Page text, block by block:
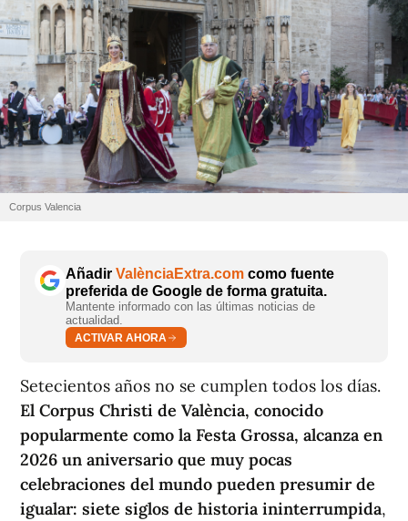
Corpus Valencia
Añadir ValènciaExtra.com como fuente
preferida de Google de forma gratuita.
Mantente informado con las últimas noticias de
actualidad.
ACTIVAR AHORA
Setecientos años no se cumplen todos los días.
El Corpus Christi de València, conocido
popularmente como la Festa Grossa, alcanza en
2026 un aniversario que muy pocas
celebraciones del mundo pueden presumir de
igualar: siete siglos de historia ininterrumpida,